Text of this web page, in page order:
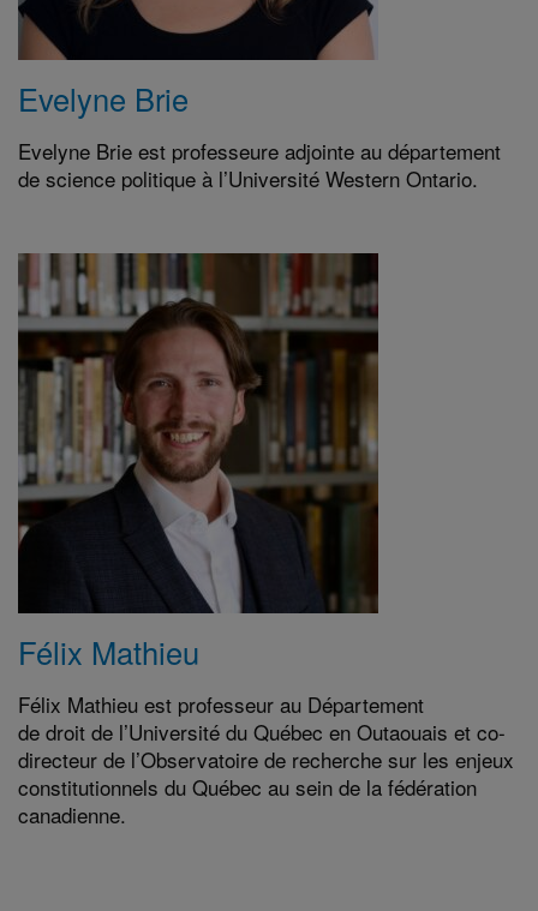
Evelyne Brie
Evelyne Brie est professeure adjointe au département
de science politique à l’Université Western Ontario.
Félix Mathieu
Félix Mathieu est professeur au Département
de droit de l’Université du Québec en Outaouais et co-
directeur de l’Observatoire de recherche sur les enjeux
constitutionnels du Québec au sein de la fédération
canadienne.